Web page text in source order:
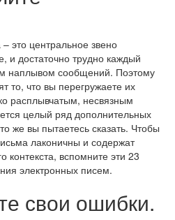
это центральное звено
и достаточно трудно каждый
наплывом сообщений. Поэтому
то, что вы перегружаете их
расплывчатым, несвязным
целый ряд дополнительных
же вы пытаетесь сказать. Чтобы
лаконичны и содержат
контекста, вспомните эти 23
электронных писем.
свои ошибки.